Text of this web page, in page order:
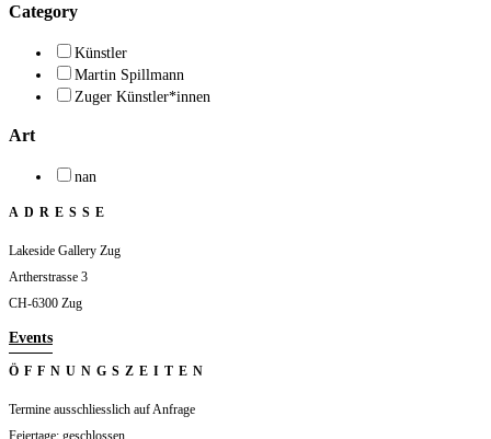
Category
Künstler
Martin Spillmann
Zuger Künstler*innen
Art
nan
ADRESSE
Lakeside Gallery Zug
Artherstrasse 3
CH-6300 Zug
Events
ÖFFNUNGSZEITEN
Termine ausschliesslich auf Anfrage
Feiertage: geschlossen